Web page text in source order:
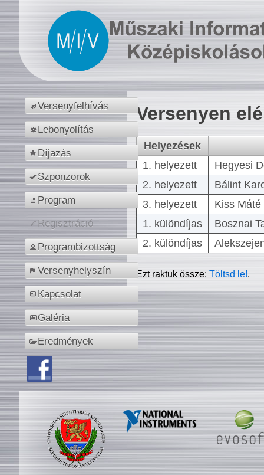
Versenyfelhívás
Lebonyolítás
Díjazás
Szponzorok
Program
Regisztráció
Programbizottság
Versenyhelyszín
Kapcsolat
Galéria
Eredmények
Versenyen
Helyezések
1. helyezett
Hegyesi
2. helyezett
Bálint
3. helyezett
Kiss
1. különdíjas
Bosznai
2. különdíjas
Ezt raktuk össze:Töltsd le!.